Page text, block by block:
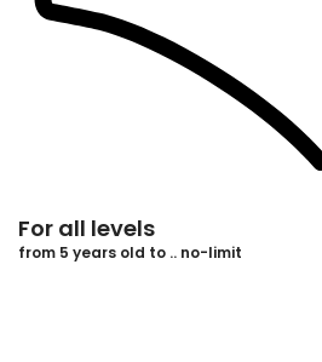
For all levels
from 5 years old to .. no-limit